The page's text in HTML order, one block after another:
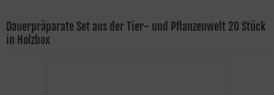
Dauerpräparate Set aus der Tier- und Pflanzenwelt 20 Stück
in Holzbox